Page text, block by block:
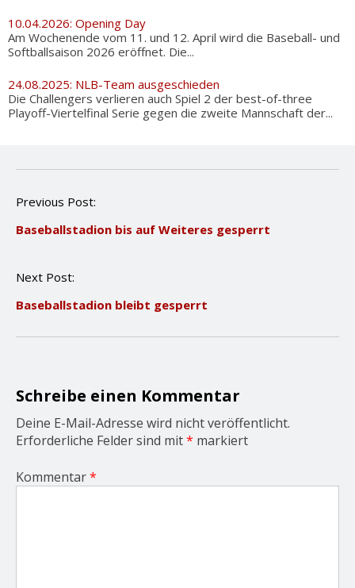
10.04.2026: Opening Day
Am Wochenende vom 11. und 12. April wird die Baseball- und
Softballsaison 2026 eröffnet. Die...
24.08.2025: NLB-Team ausgeschieden
Die Challengers verlieren auch Spiel 2 der best-of-three
Playoff-Viertelfinal Serie gegen die zweite Mannschaft der...
P
s
a
i
o
Previous Post:
Baseballstadion bis auf Weiteres gesperrt
Next Post:
Baseballstadion bleibt gesperrt
Schreibe einen Kommentar
Deine E-Mail-Adresse wird nicht veröffentlicht.
Erforderliche Felder sind mit* markiert
Kommentar*